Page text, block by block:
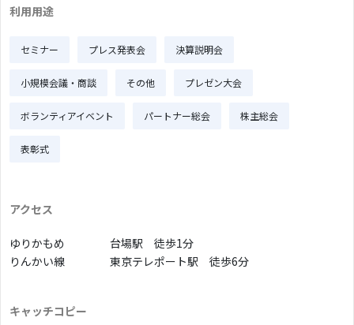
利用用途
セミナー プレス発表会 決算説明会
小規模会議・商談 その他 プレゼン大会
ボランティアイベント パートナー総会 株主総会
表彰式
アクセス
ゆりかもめ
台場駅 徒歩1分
りんかい線
東京テレポート駅 徒歩6分
キャッチコピー